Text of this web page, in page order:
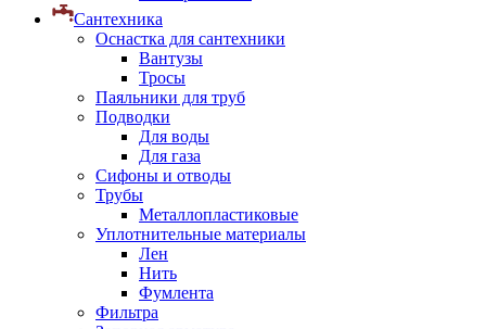
Сантехника
Оснастка для сантехники
Вантузы
Тросы
Паяльники для труб
Подводки
Для воды
Для газа
Сифоны и отводы
Трубы
Металлопластиковые
Уплотнительные материалы
Лен
Нить
Фумлента
Фильтра